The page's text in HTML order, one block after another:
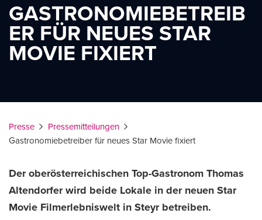
GASTRONOMIEBETREIB
ER FÜR NEUES STAR
MOVIE FIXIERT
Presse
Pressemitteilungen
Gastronomiebetreiber für neues Star Movie fixiert
Der oberösterreichischen Top-Gastronom Thomas
Altendorfer wird beide Lokale in der neuen Star
Movie Filmerlebniswelt in Steyr betreiben.